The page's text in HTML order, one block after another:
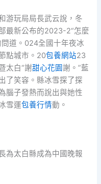
游玩局局長武云說，冬
最新公布的2023-2“怎麼
道。024全國十年夜冰
點城市。20包養網站23
太白“謝甜心花園謝。”藍
了笑容。縣冰雪探了探
腦子發熱而說出與她性
雪運包養行情動。
為太白縣成為中國晚報